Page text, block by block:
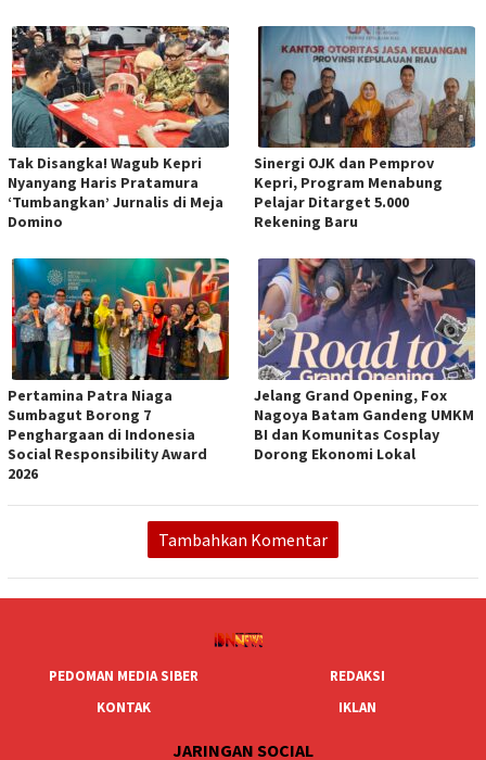
Tak Disangka! Wagub Kepri
Nyanyang Haris Pratamura
‘Tumbangkan’ Jurnalis di Meja
Domino
Sinergi OJK dan Pemprov
Kepri, Program Menabung
Pelajar Ditarget 5.000
Rekening Baru
Pertamina Patra Niaga
Sumbagut Borong 7
Penghargaan di Indonesia
Social Responsibility Award
2026
Jelang Grand Opening, Fox
Nagoya Batam Gandeng UMKM
BI dan Komunitas Cosplay
Dorong Ekonomi Lokal
Tambahkan Komentar
PEDOMAN MEDIA SIBER
REDAKSI
KONTAK
IKLAN
JARINGAN SOCIAL